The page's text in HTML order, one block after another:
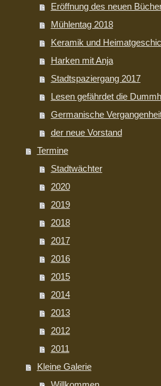
Eröffnung des neuen
Mühlentag 2018
Keramik und
Harken mit Anja
Stadtspaziergang 2017
Lesen gefährdet die
Germanische
der neue Vorstand
Termine
Stadtwächter
2020
2019
2018
2017
2016
2015
2014
2013
2012
2011
Kleine Galerie